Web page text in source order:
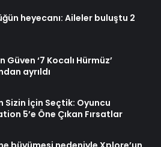
heyecanı: Aileler buluştu 2
Güven ‘7 Kocalı Hürmüz’
ayrıldı
İçin Seçtik: Oyuncu
5’e Öne Çıkan Fırsatlar